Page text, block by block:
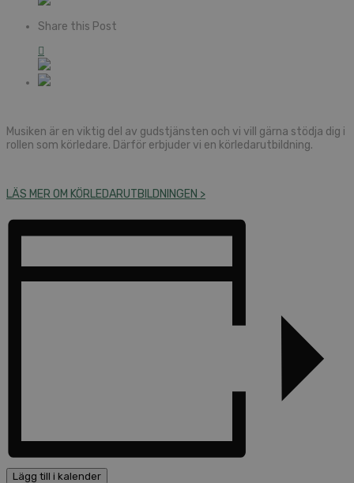
Share this Post
Musiken är en viktig del av gudstjänsten och vi vill gärna stödja dig i
rollen som körledare. Därför erbjuder vi en körledarutbildning.
LÄS MER OM KÖRLEDARUTBILDNINGEN >
Lägg till i kalender